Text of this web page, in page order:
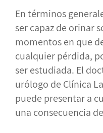
En términos
ser capaz de orinar
momentos en que
cualquier pérdida,
ser estudiada. El
urólogo de Clínica
puede presentar a
una consecuencia